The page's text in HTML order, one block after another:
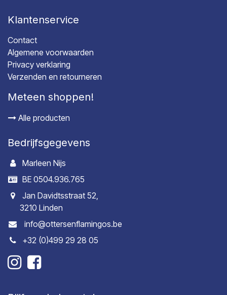
Klantenservice
Contact
Algemene voorwaarden
Privacy verklaring
Verzenden en retourneren
Meteen shoppen!
Alle producten
Bedrijfsgegevens
Marleen Nijs
BE 0504.936.765
Jan Davidtsstraat 52,
3210 Linden
info@ottersenflamingos.be
+32 (0)499 29 28 05